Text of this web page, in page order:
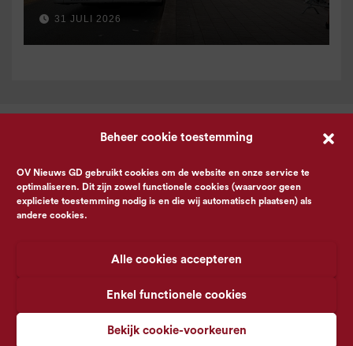
Beheer cookie toestemming
OV Nieuws GD gebruikt cookies om de website en onze service te
optimaliseren. Dit zijn zowel functionele cookies (waarvoor geen
expliciete toestemming nodig is en die wij automatisch plaatsen) als
andere cookies.
Alle cookies accepteren
Enkel functionele cookies
Bekijk cookie-voorkeuren
31 JULI 2026
© OV Nieuws GD - Privacyverklaring